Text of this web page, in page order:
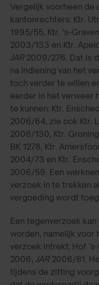
Vergelijk voorheen de
kantonrechters: Ktr.
1995/55, Ktr. ’s-
2003/133 en Ktr.
JAR2009/276. Dat is
na indiening van het
toch verder te willen
eerder in het verweer
te kunnen: Ktr.
2006/64, zie ook Ktr.
2006/130, Ktr.
BK 1278, Ktr.
2004/73 en Ktr.
2006/59. Een
verzoek in te trekken
vergoeding wordt
Een tegenverzoek
worden, namelijk voor
verzoek intrekt: Hof
2006, JAR2006/81.
tijdens de zitting